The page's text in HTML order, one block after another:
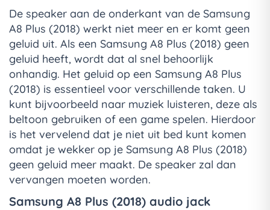
De speaker aan de onderkant van de Samsung
A8 Plus (2018) werkt niet meer en er komt geen
geluid uit. Als een Samsung A8 Plus (2018) geen
geluid heeft, wordt dat al snel behoorlijk
onhandig. Het geluid op een Samsung A8 Plus
(2018) is essentieel voor verschillende taken. U
kunt bijvoorbeeld naar muziek luisteren, deze als
beltoon gebruiken of een game spelen. Hierdoor
is het vervelend dat je niet uit bed kunt komen
omdat je wekker op je Samsung A8 Plus (2018)
geen geluid meer maakt. De speaker zal dan
vervangen moeten worden.
Samsung A8 Plus (2018) audio jack